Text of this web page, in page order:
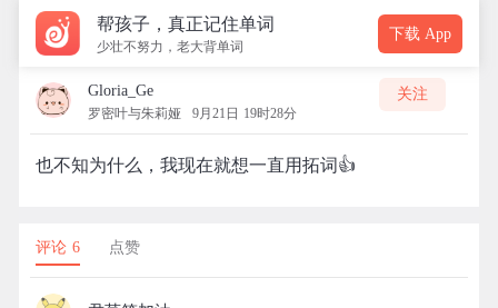
帮孩子，真正记住单词
少壮不努力，老大背单词
下载 App
Gloria_Ge
罗密叶与朱莉娅 9月21日 19时28分
关注
也不知为什么，我现在就想一直用拓词👍
评论 6 点赞